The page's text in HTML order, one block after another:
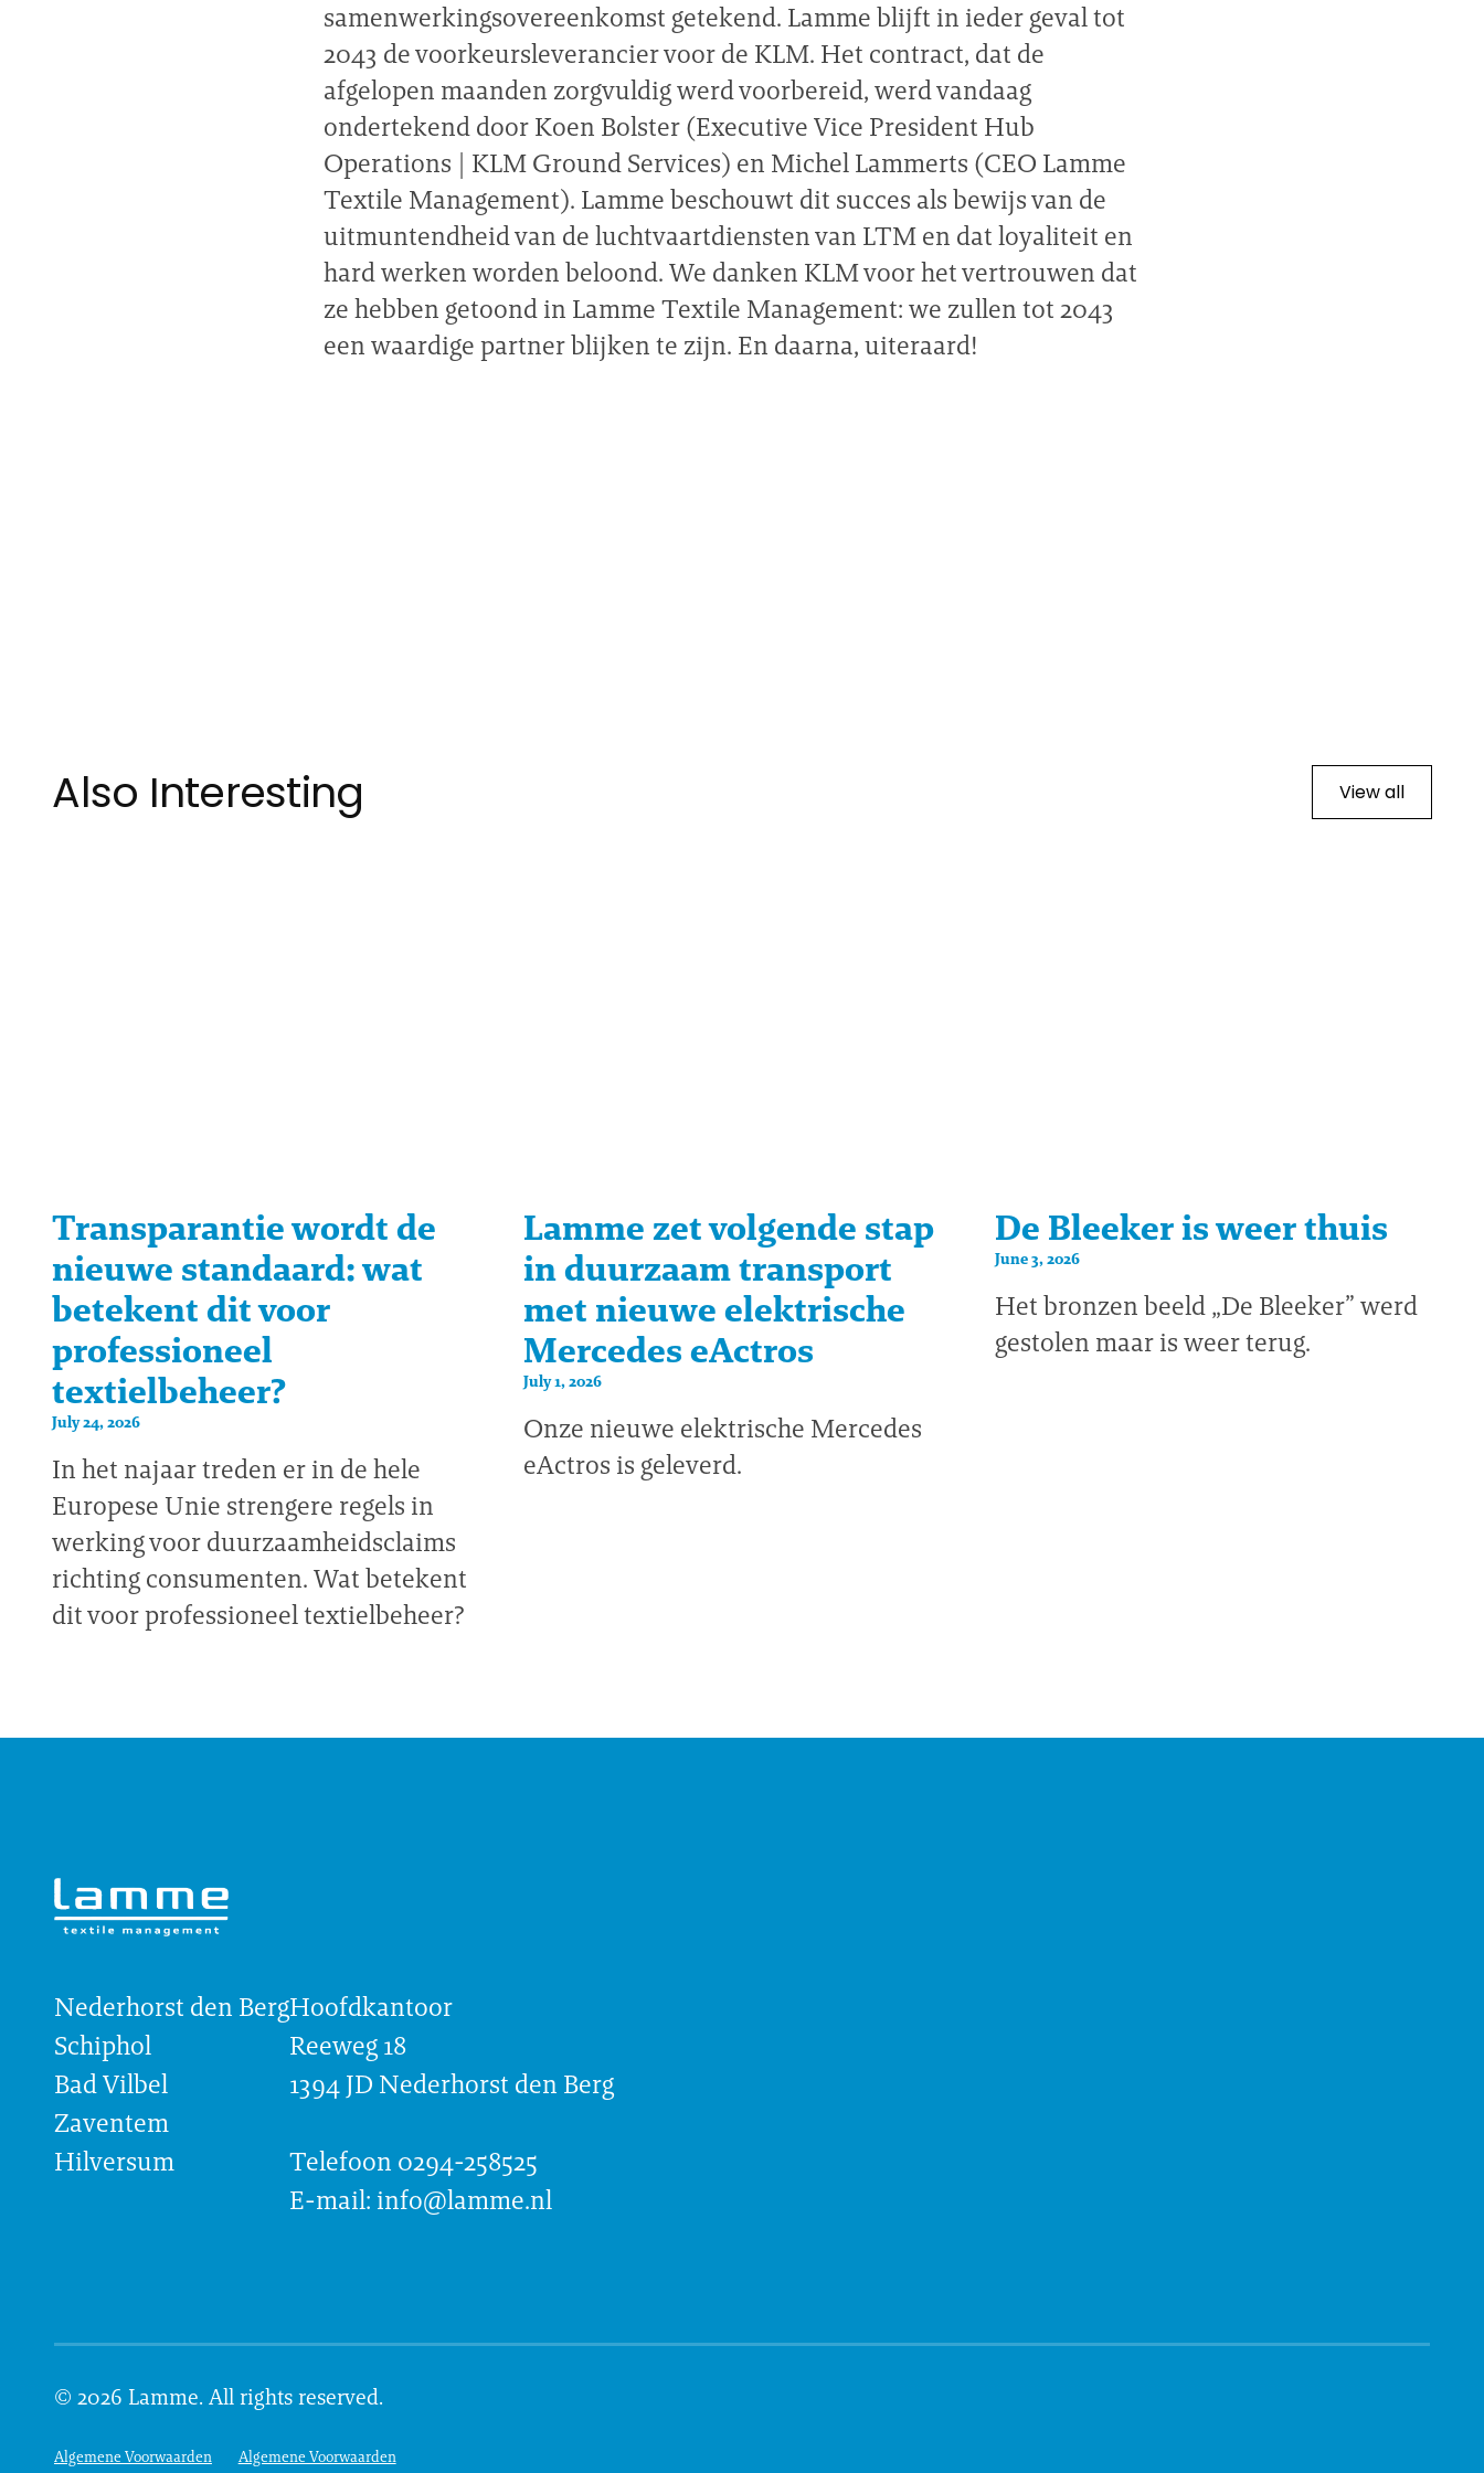
samenwerkingsovereenkomst getekend. Lamme blijft in ieder geval tot
2043 de voorkeursleverancier voor de KLM. Het contract, dat de
afgelopen maanden zorgvuldig werd voorbereid, werd vandaag
ondertekend door Koen Bolster (Executive Vice President Hub
Operations | KLM Ground Services) en Michel Lammerts (CEO Lamme
Textile Management). Lamme beschouwt dit succes als bewijs van de
uitmuntendheid van de luchtvaartdiensten van LTM en dat loyaliteit en
hard werken worden beloond. We danken KLM voor het vertrouwen dat
ze hebben getoond in Lamme Textile Management: we zullen tot 2043
een waardige partner blijken te zijn. En daarna, uiteraard!
Also Interesting View all
Transparantie wordt de
nieuwe standaard: wat
betekent dit voor
professioneel
textielbeheer?
July 24, 2026
In het najaar treden er in de hele
Europese Unie strengere regels in
werking voor duurzaamheidsclaims
richting consumenten. Wat betekent
dit voor professioneel textielbeheer?
Lamme zet volgende stap
in duurzaam transport
met nieuwe elektrische
Mercedes eActros
July 1, 2026
Onze nieuwe elektrische Mercedes
eActros is geleverd.
De Bleeker is weer thuis
June 3, 2026
Het bronzen beeld „De Bleeker” werd
gestolen maar is weer terug.
Nederhorst den Berg
Schiphol
Bad Vilbel
Zaventem
Hilversum
Hoofdkantoor
Reeweg 18
1394 JD Nederhorst den Berg
Telefoon 0294-258525
E-mail: info@lamme.nl
© 2026 Lamme. All rights reserved.
Algemene Voorwaarden Algemene Voorwaarden